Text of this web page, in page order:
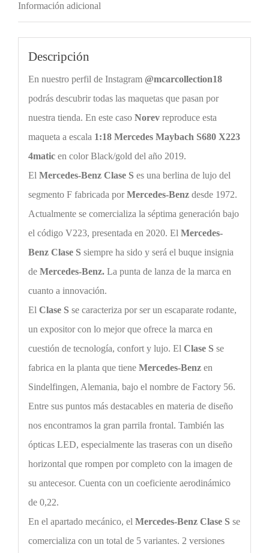
Información adicional
Descripción
En nuestro perfil de Instagram @mcarcollection18
podrás descubrir todas las maquetas que pasan por
nuestra tienda. En este caso Norev reproduce esta
maqueta a escala 1:18 Mercedes Maybach S680 X223
4maticen colorBlack/gold del año 2019.
El Mercedes-Benz Clase Ses una berlina de lujo del
segmento F fabricada porMercedes-Benzdesde 1972.
Actualmente se comercializa la séptima generación bajo
el código V223, presentada en 2020. El Mercedes-
Benz Clase Ssiempre ha sido y será el buque insignia
de Mercedes-Benz.La punta de lanza de la marca en
cuanto a innovación.
El Clase Sse caracteriza por ser un escaparate rodante,
un expositor con lo mejor que ofrece la marca en
cuestión de tecnología, confort y lujo. El Clase Sse
fabrica en la planta que tiene Mercedes-Benzen
Sindelfingen, Alemania, bajo el nombre de Factory 56.
Entre sus puntos más destacables en materia de diseño
nos encontramos la gran parrila frontal. También las
ópticas LED, especialmente las traseras con un diseño
horizontal que rompen por completo con la imagen de
su antecesor. Cuenta con un coeficiente aerodinámico
de 0,22.
En el apartado mecánico, el Mercedes-Benz Clase Sse
comercializa con un total de 5 variantes. 2 versiones